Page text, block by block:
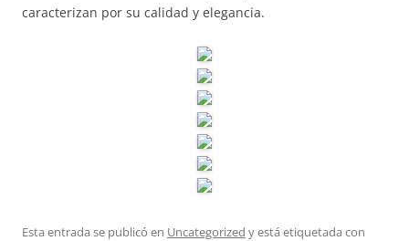
caracterizan por su calidad y elegancia.
Esta entrada se publicó en Uncategorized y está etiquetada con